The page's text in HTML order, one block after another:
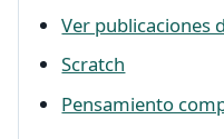
Ver publicaciones
Scratch
Pensamiento